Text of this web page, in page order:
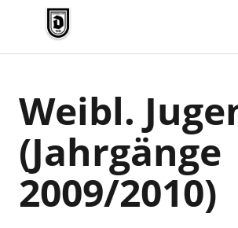
TV Jahn Duderstadt
Weibl.
(Jahrgänge
2009/2010)